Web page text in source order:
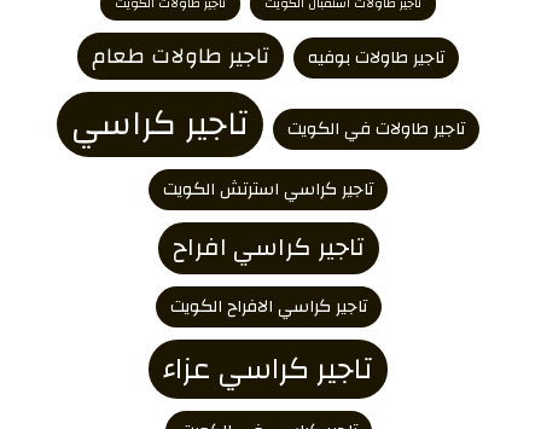
تاجير طاولات بوفيه تاجير طاولات طعام
تاجير طاولات في الكويت تاجير كراسي
تاجير كراسي استرتش الكويت
تاجير كراسي افراح
تاجير كراسي الافراح الكويت
تاجير كراسي عزاء